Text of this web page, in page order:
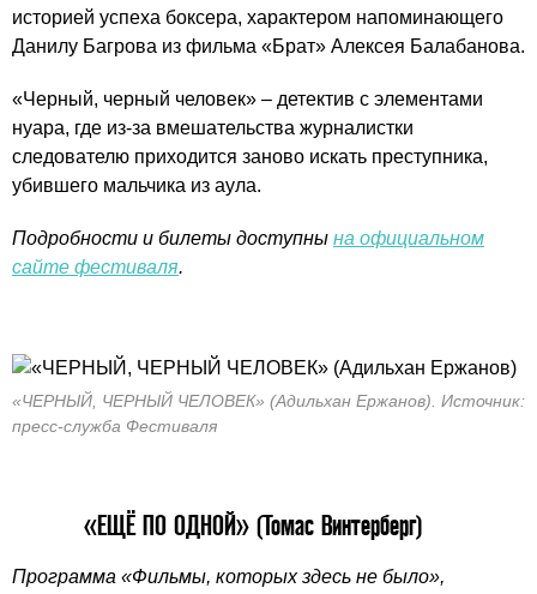
историей успеха боксера, характером напоминающего
Данилу Багрова из фильма «Брат» Алексея Балабанова.
«Черный, черный человек» – детектив с элементами
нуара, где из-за вмешательства журналистки
следователю приходится заново искать преступника,
убившего мальчика из аула.
Подробности и билеты доступны на официальном
сайте фестиваля.
«ЧЕРНЫЙ, ЧЕРНЫЙ ЧЕЛОВЕК» (Адильхан Ержанов). Источник:
пресс-служба Фестиваля
«ЕЩЁ ПО ОДНОЙ» (Томас Винтерберг)
Программа «Фильмы, которых здесь не было»,